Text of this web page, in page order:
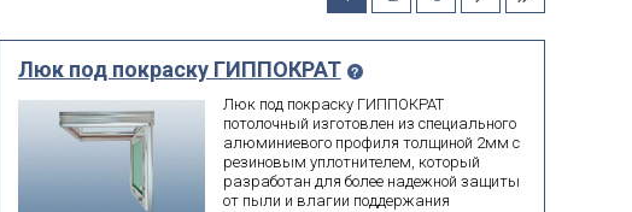
Люк под покраску ГИППОКРАТ
Люк под покраску ГИППОКРАТ
потолочный изготовлен из специального
алюминиевого профиля толщиной 2мм с
резиновым уплотнителем, который
разработан для более надежной защиты
от пыли и влагии поддержания